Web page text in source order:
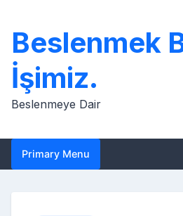
content
Beslenmek
İşimiz.
Beslenmeye Dair
Primary Menu